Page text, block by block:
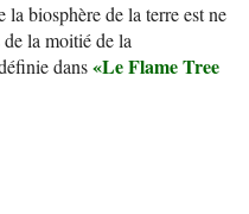
biosphère de la terre est ne
la moitié de la
dans«Le Flame Tree